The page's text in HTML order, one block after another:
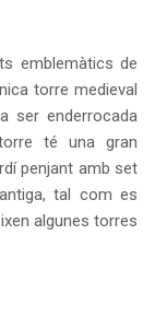
emblemàtics de
torre medieval
ser enderrocada
té una gran
penjant amb set
tal com es
algunes torres